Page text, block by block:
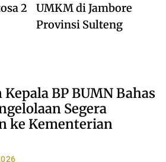
2
UMKM di Jambore
Provinsi Sulteng
BP BUMN Bahas
Segera
ke Kementerian